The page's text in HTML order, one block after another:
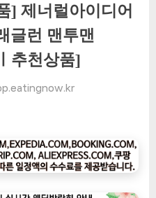
] 제너럴아이디어
글런 맨투맨
추천상품]